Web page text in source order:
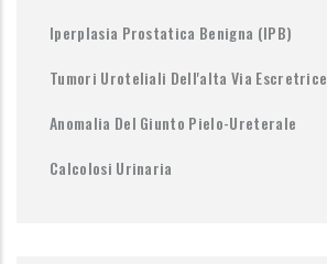
Iperplasia Prostatica Benigna (IPB)
Tumori Uroteliali Dell'alta Via Escretrice
Anomalia Del Giunto Pielo-Ureterale
Calcolosi Urinaria